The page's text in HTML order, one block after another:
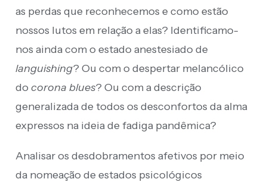
as perdas que reconhecemos e como estão
nossos lutos em relação a elas? Identificamo-
nos ainda com o estado anestesiado de
languishing? Ou com o despertar melancólico
do corona blues? Ou com a descrição
generalizada de todos os desconfortos da alma
expressos na ideia de fadiga pandêmica?
Analisar os desdobramentos afetivos por meio
da nomeação de estados psicológicos